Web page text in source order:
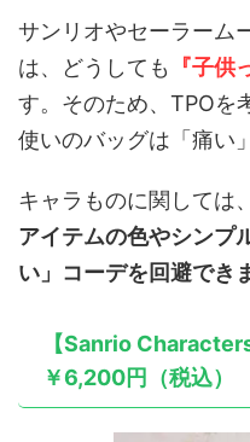
サンリオやセーラーム
は、どうしても
『子
す。そのため、TPOを
使いのバッグは「痛い
キャラものに関しては
アイテムの色やシンプ
い」コーデを回避でき
【Sanrio
￥6,200円（税込）